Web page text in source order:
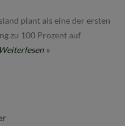
plant als eine der ersten
zu 100 Prozent auf
Weiterlesen »